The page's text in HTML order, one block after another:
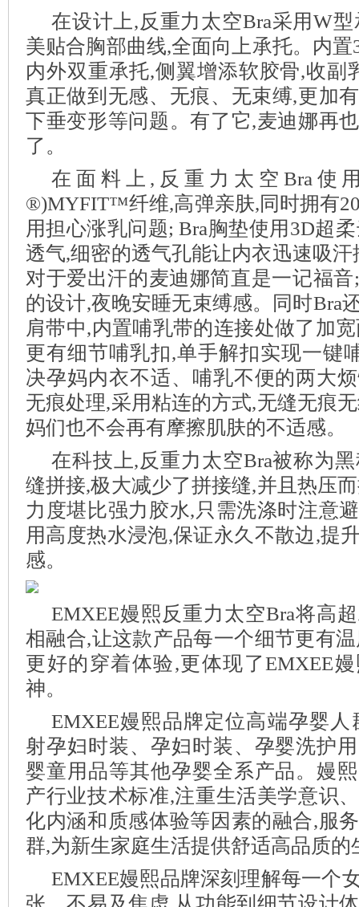
在设计上,反重力太空Bra采用W
美贴合胸部曲线,全面向上承托。内
内外双重承托,侧翼增添软胶骨,收副
真正做到无感、无痕、无束缚,更加
下垂变形等问题。有了它,麦迪娜再
了。
在面料上,反重力太空Bra使
®)MYFIT™纤维,高弹亲肤,同时拥有
用担心涨乳问题; Bra胸垫使用3D超
透气,细密的透气孔能让内衣迅速吸
对于爱出汗的麦迪娜简直是一记福
的设计,夜晚安睡无束缚感。同时Bra
肩带中,内置哺乳带的连接处做了加
更有细节哺乳扣,单手解扣实现一键
决孕妈内衣不适、哺乳不便的两大
无痕处理,采用粘连的方式,无缝无痕
妈们也不会再有摩擦肌肤的不适感。
在科技上,反重力太空Bra被称为黑
缝拼接,极大减少了拼接缝,并且热压
力度堪比强力胶水,只需洗涤时注意
用高度热水浸泡,保证永久不散边,提
感。
EMXEE嫚熙反重力太空Bra将高
相融合,让这款产品每一个细节更有
更好的穿着体验,更体现了EMXEE
神。
EMXEE嫚熙品牌定位高端孕婴
射孕妇时装、孕妇时装、孕婴洗护
婴童用品等其他孕婴全系产品。嫚
产行业技术标准,注重生活美学意识
化内涵和质感体验等因素的融合,服
群,为新生家庭生活提供舒适高品质的
EMXEE嫚熙品牌深刻理解每一个